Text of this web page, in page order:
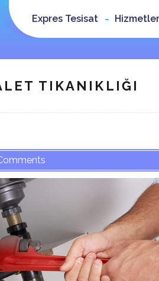
Expres Tesisat
TIKANIKLIĞI